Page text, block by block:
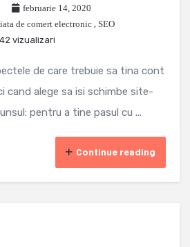
februarie 14, 2020
de comert electronic , SEO
vizualizari
de care trebuie sa tina cont
cand alege sa isi schimbe site-
pentru a tine pasul cu ...
Continue reading